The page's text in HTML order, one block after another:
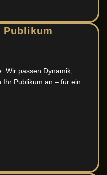
Wir passen Dynamik,
Ihr Publikum an – für ein